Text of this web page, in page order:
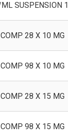
SUSPENSION
28 X 10 MG
98 X 10 MG
28 X 15 MG
98 X 15 MG